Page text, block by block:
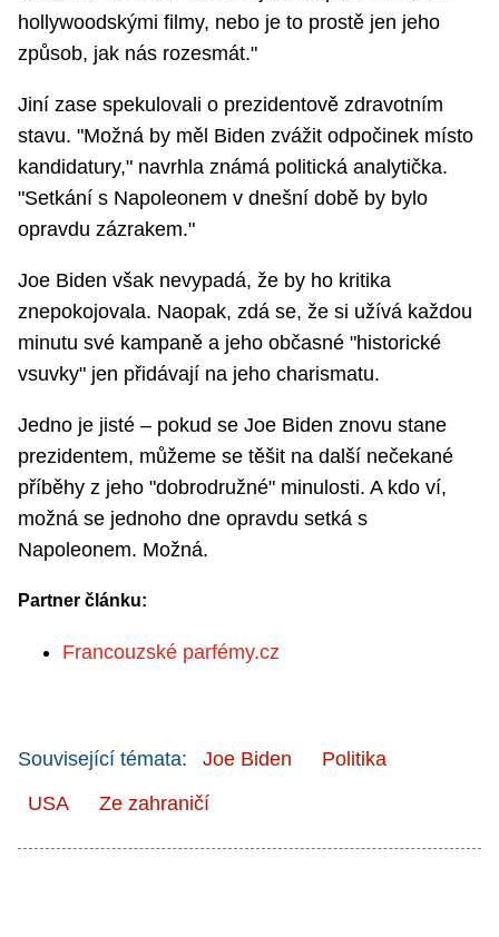
hollywoodskými filmy, nebo je to prostě jen jeho
způsob, jak nás rozesmát."
Jiní zase spekulovali o prezidentově zdravotním
stavu. "Možná by měl Biden zvážit odpočinek místo
kandidatury," navrhla známá politická analytička.
"Setkání s Napoleonem v dnešní době by bylo
opravdu zázrakem."
Joe Biden však nevypadá, že by ho kritika
znepokojovala. Naopak, zdá se, že si užívá každou
minutu své kampaně a jeho občasné "historické
vsuvky" jen přidávají na jeho charismatu.
Jedno je jisté – pokud se Joe Biden znovu stane
prezidentem, můžeme se těšit na další nečekané
příběhy z jeho "dobrodružné" minulosti. A kdo ví,
možná se jednoho dne opravdu setká s
Napoleonem. Možná.
Partner článku:
Francouzské parfémy.cz
Související témata: Joe Biden
Politika
USA
Ze zahraničí